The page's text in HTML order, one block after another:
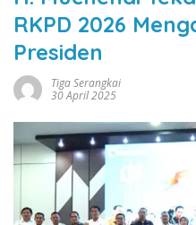
RKPD 2026
Presiden
Tiga Serangkai
30 April 2025